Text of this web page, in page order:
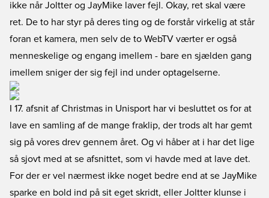
ikke når Joltter og JayMike laver fejl. Okay, ret skal være
ret. De to har styr på deres ting og de forstår virkelig at står
foran et kamera, men selv de to WebTV værter er også
menneskelige og engang imellem - bare en sjælden gang
imellem sniger der sig fejl ind under optagelserne.
I 17. afsnit af Christmas in Unisport har vi besluttet os for at
lave en samling af de mange fraklip, der trods alt har gemt
sig på vores drev gennem året. Og vi håber at i har det lige
så sjovt med at se afsnittet, som vi havde med at lave det.
For der er vel nærmest ikke noget bedre end at se JayMike
sparke en bold ind på sit eget skridt, eller Joltter klunse i